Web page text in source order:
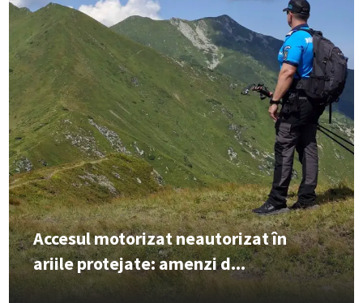
Accesul motorizat neautorizat în
ariile protejate: amenzi d...